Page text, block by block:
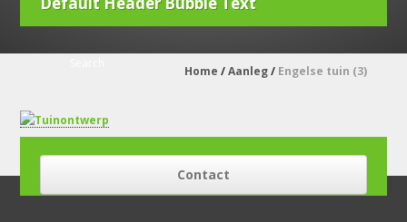
Home /Aanleg/ Engelse tuin (3)
Contact